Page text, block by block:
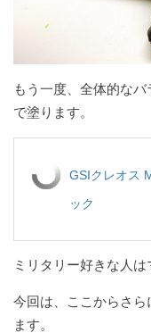
もう一度、全体的な
で塗ります。
GSIクレオス
ック
ミリタリー好きな人は
今回は、ここからさ
ます。